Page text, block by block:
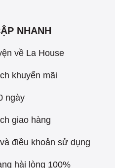
NHANH
về La House
khuyến mãi
ngày
giao hàng
điều khoản sử dụng
hài lòng 100%